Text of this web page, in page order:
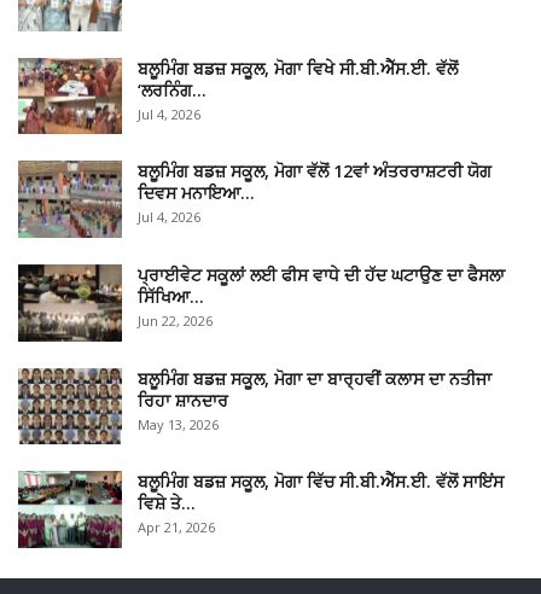
ਬਲੂਮਿੰਗ ਬਡਜ਼ ਸਕੂਲ, ਮੋਗਾ ਵਿਖੇ ਸੀ.ਬੀ.ਐੱਸ.ਈ. ਵੱਲੋਂ
‘ਲਰਨਿੰਗ…
Jul 4, 2026
ਬਲੂਮਿੰਗ ਬਡਜ਼ ਸਕੂਲ, ਮੋਗਾ ਵੱਲੋਂ 12ਵਾਂ ਅੰਤਰਰਾਸ਼ਟਰੀ ਯੋਗ
ਦਿਵਸ ਮਨਾਇਆ…
Jul 4, 2026
ਪ੍ਰਾਈਵੇਟ ਸਕੂਲਾਂ ਲਈ ਫੀਸ ਵਾਧੇ ਦੀ ਹੱਦ ਘਟਾਉਣ ਦਾ ਫੈਸਲਾ
ਸਿੱਖਿਆ…
Jun 22, 2026
ਬਲੂਮਿੰਗ ਬਡਜ਼ ਸਕੂਲ, ਮੋਗਾ ਦਾ ਬਾਰ੍ਹਵੀਂ ਕਲਾਸ ਦਾ ਨਤੀਜਾ
ਰਿਹਾ ਸ਼ਾਨਦਾਰ
May 13, 2026
ਬਲੂਮਿੰਗ ਬਡਜ਼ ਸਕੂਲ, ਮੋਗਾ ਵਿੱਚ ਸੀ.ਬੀ.ਐੱਸ.ਈ. ਵੱਲੋਂ ਸਾਇਂਸ
ਵਿਸ਼ੇ ਤੇ…
Apr 21, 2026